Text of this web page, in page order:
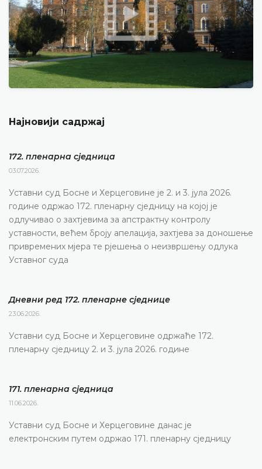
Најновији садржај
172. пленарна сједницa
03.07.2026.
Уставни суд Босне и Херцеговине је 2. и 3. јула 2026.
године одржао 172. пленарну сједницу на којој је
одлучивао о захтјевима за апстрактну контролу
уставности, већем броју апелација, захтјева за доношење
привремених мјера те рјешења о неизвршењу одлука
Уставног суда
Дневни ред 172. пленарне сједнице
23.06.2026.
Уставни суд Босне и Херцеговине одржаће 172.
пленарну сједницу 2. и 3. јула 2026. године
171. пленарна сједницa
11.06.2026.
Уставни суд Босне и Херцеговине данас је
електронским путем одржао 171. пленарну сједницу